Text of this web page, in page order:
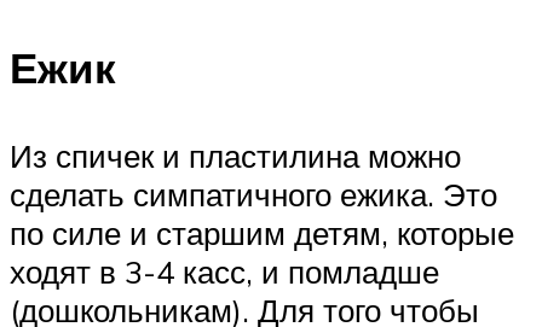
Ежик
Из спичек и пластилина можно
сделать симпатичного ежика. Это
по силе и старшим детям, которые
ходят в 3-4 касс, и помладше
(дошкольникам). Для того чтобы